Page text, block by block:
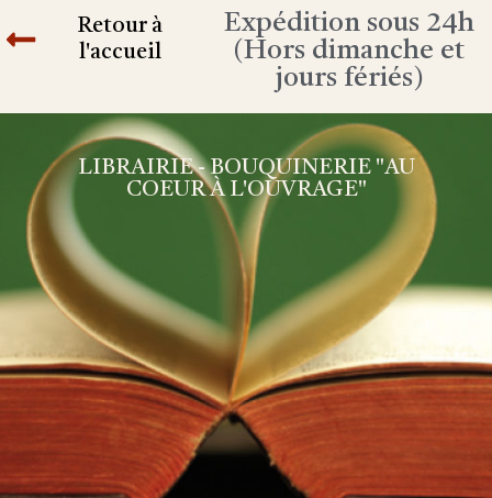
Retour à
l'accueil
Expédition sous 24h
(Hors dimanche et
jours fériés)
LIBRAIRIE - BOUQUINERIE "AU
COEUR À L'OUVRAGE"